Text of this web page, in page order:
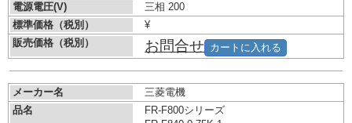
電源電圧(V)
三相 200
標準価格（税別）
¥
販売価格（税別）
お問合せ カートに入れる
メーカー名
三菱電機
品名
FR-F800シリーズ